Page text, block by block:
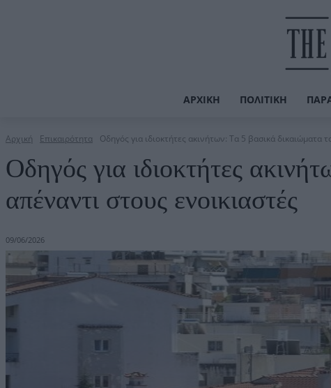
ΑΡΧΙΚΉ ΠΟΛΙΤΙΚΉ
Αρχική Επικαιρότητα Οδηγός για ιδιοκτήτες ακινήτων: Τα 5 βασικά δικαιώματα
Οδηγός για ιδιοκτήτες
απέναντι στους ενοικιαστές
09/06/2026